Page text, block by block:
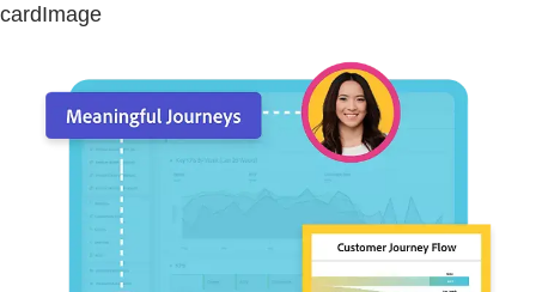
cardImage